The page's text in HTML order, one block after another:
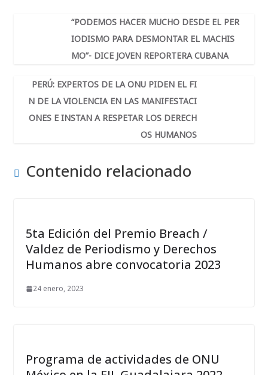
a
d
s
l
s
A
p
p
e
d
I
n
a
r
t
i
“PODEMOS HACER MUCHO DESDE EL PER
IODISMO PARA DESMONTAR EL MACHIS
MO”- DICE JOVEN REPORTERA CUBANA
PERÚ: EXPERTOS DE LA ONU PIDEN EL FI
N DE LA VIOLENCIA EN LAS MANIFESTACI
ONES E INSTAN A RESPETAR LOS DERECH
OS HUMANOS
Contenido relacionado
5ta Edición del Premio Breach /
Valdez de Periodismo y Derechos
Humanos abre convocatoria 2023
24 enero, 2023
Programa de actividades de ONU